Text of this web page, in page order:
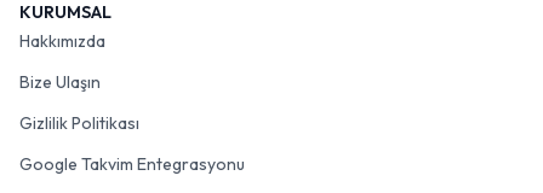
KURUMSAL
Hakkımızda
Bize Ulaşın
Gizlilik Politikası
Google Takvim Entegrasyonu